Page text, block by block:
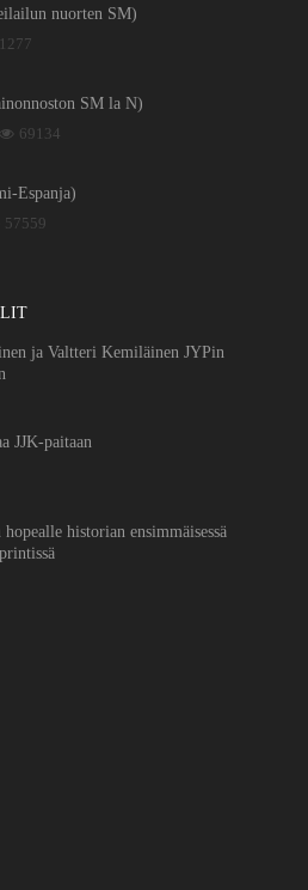
nuorten SM)
SM la N)
69134
Espanja)
57559
ja Valtteri Kemiläinen JYPin
JJK-paitaan
historian ensimmäisessä